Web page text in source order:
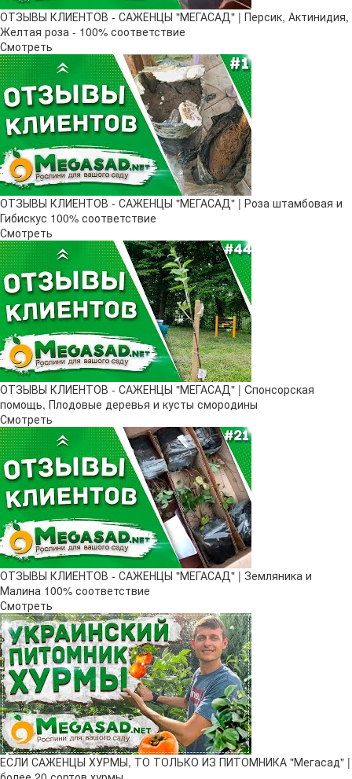
ОТЗЫВЫ КЛИЕНТОВ - САЖЕНЦЫ "МЕГАСАД" | Персик, Актинидия,
Желтая роза - 100% соответствие
Смотреть
ОТЗЫВЫ КЛИЕНТОВ - САЖЕНЦЫ "МЕГАСАД" | Роза штамбовая и
Гибискус 100% соответствие
Смотреть
ОТЗЫВЫ КЛИЕНТОВ - САЖЕНЦЫ "МЕГАСАД" | Cпонсорская
помощь, Плодовые деревья и кусты смородины
Смотреть
ОТЗЫВЫ КЛИЕНТОВ - САЖЕНЦЫ "МЕГАСАД" | Земляника и
Малина 100% соответствие
Смотреть
ЕСЛИ САЖЕНЦЫ ХУРМЫ, ТО ТОЛЬКО ИЗ ПИТОМНИКА "Мегасад" |